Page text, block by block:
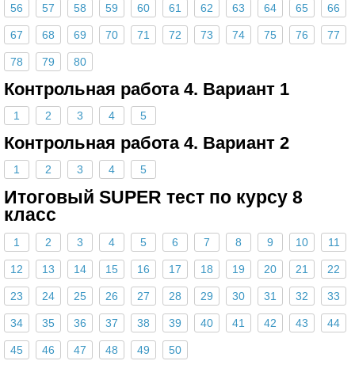
56 57 58 59 60 61 62 63 64 65 66
67 68 69 70 71 72 73 74 75 76 77
78 79 80
Контрольная работа 4. Вариант 1
1 2 3 4 5
Контрольная работа 4. Вариант 2
1 2 3 4 5
Итоговый SUPER тест по курсу 8
класс
1 2 3 4 5 6 7 8 9 10 11
12 13 14 15 16 17 18 19 20 21 22
23 24 25 26 27 28 29 30 31 32 33
34 35 36 37 38 39 40 41 42 43 44
45 46 47 48 49 50